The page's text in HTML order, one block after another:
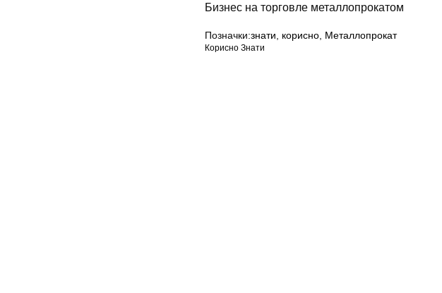
Бизнес на торговле металлопрокатом
Позначки:знати, корисно, Металлопрокат
Корисно Знати